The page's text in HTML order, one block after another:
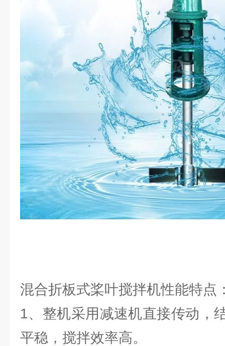
混合折板式桨叶搅拌机性能特点
1、整机采用减速机直接传动，
平稳，搅拌效率高。